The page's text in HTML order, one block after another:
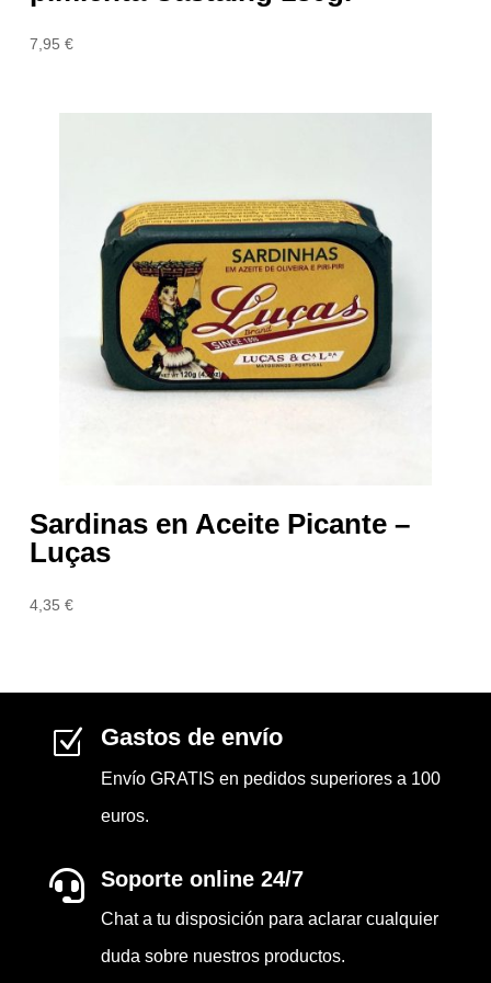
7,95€
Sardinas en Aceite Picante –
Luças
4,35€
Z Gastos de envío
Envío GRATIS en pedidos superiores a 100
euros.
 Soporte online 24/7
Chat a tu disposición para aclarar cualquier
duda sobre nuestros productos.